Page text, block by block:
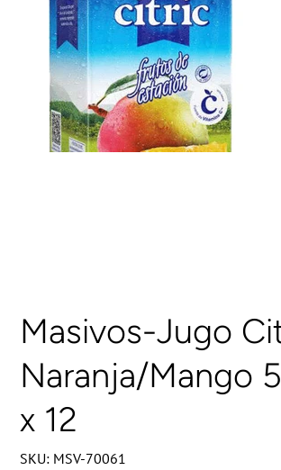
Masivos-Jugo
Naranja/Mango
x 12
SKU: SKU
MSV-
MSV-70061